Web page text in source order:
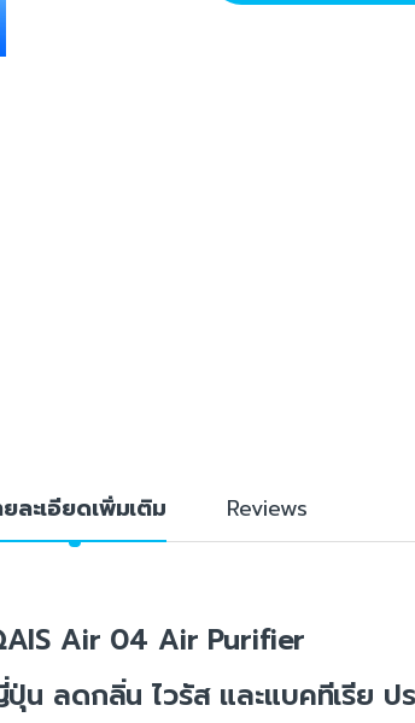
ยละเอียดเพิ่มเติม Reviews
Air 04 Air Purifier
น ลดกลิ่น ไวรัส และแบคทีเรีย ป